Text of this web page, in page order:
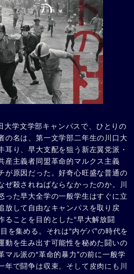
大学文学部キャンパスで、ひとりの
の名は、第一文学部二年生の川口大
耳り、早大支配を狙う新左翼党派・
産主義者同盟革命的マルクス主義
が原因だった。好奇心旺盛な普通の
ぜ殺されねばならなかったのか。川
った早大全学の一般学生はすぐに立
放して自由なキャンパスを取り戻
ることを目的とした“早大解放闘
を集める。それは“内ゲバ”の時代を
動を生み出す可能性を秘めた闘いの
マル派の“革命的暴力”の前に一般学
年で闘争は収束。そして皮肉にも川